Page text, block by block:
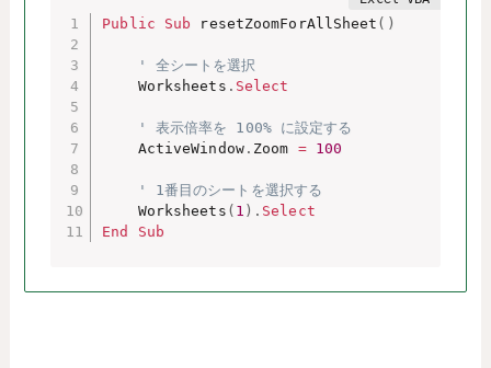
Public Sub resetZoomForAllSheet ( )
' 全シートを選択
    Worksheets
. Select
' 表示倍率を 100% に設定する
    ActiveWindow
. Zoom = 100
' 1番目のシートを選択する
    Worksheets
( 1 ) . Select
End
Sub